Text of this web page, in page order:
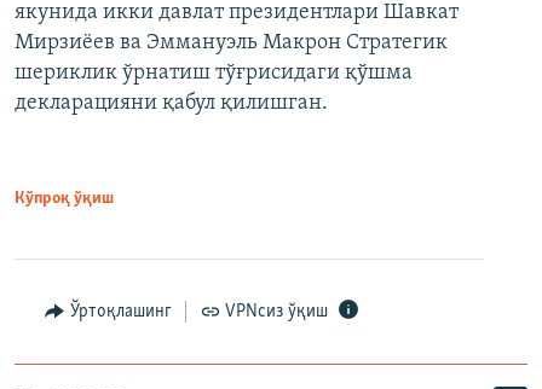
якунида икки давлат президентлари Шавкат
Мирзиёев ва Эммануэль Макрон Стратегик
шериклик ўрнатиш тўғрисидаги қўшма
декларацияни қабул қилишган.
Кўпроқ ўқиш
Ўртоқлашинг VPNсиз ўқиш